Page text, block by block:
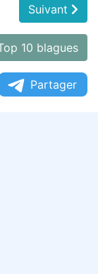
Suivant
10 blagues
Partager